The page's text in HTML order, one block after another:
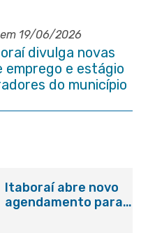
19/06/2026
divulga novas
emprego e estágio
do município
Itaboraí abre novo
agendamento para